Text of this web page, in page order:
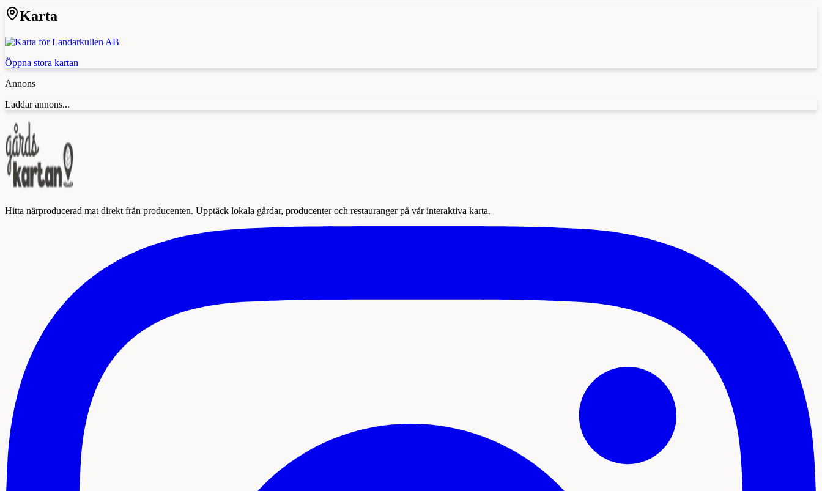
Karta
Öppna stora kartan
Annons
Laddar annons...
Hitta närproducerad mat direkt från producenten. Upptäck lokala gårdar, producenter och restauranger på vår interaktiva karta.